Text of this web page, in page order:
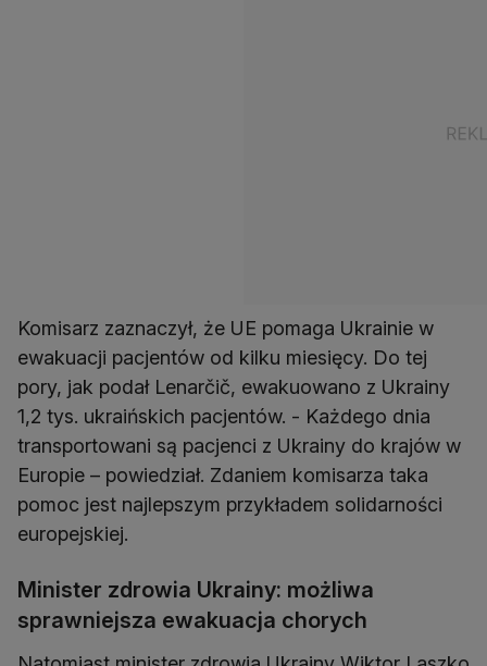
Komisarz zaznaczył, że UE pomaga Ukrainie w
ewakuacji pacjentów od kilku miesięcy. Do tej
pory, jak podał Lenarčič, ewakuowano z Ukrainy
1,2 tys. ukraińskich pacjentów. - Każdego dnia
transportowani są pacjenci z Ukrainy do krajów w
Europie – powiedział. Zdaniem komisarza taka
pomoc jest najlepszym przykładem solidarności
europejskiej.
Minister zdrowia Ukrainy: możliwa
sprawniejsza ewakuacja chorych